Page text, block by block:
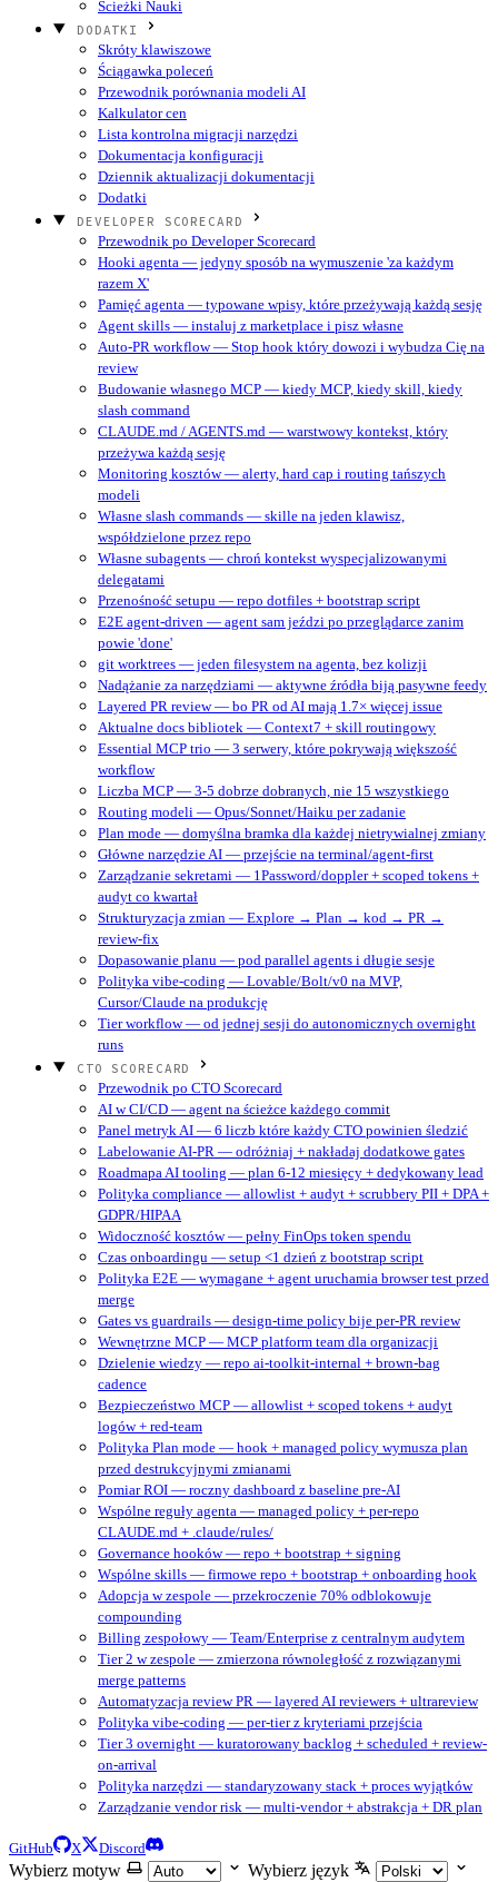
Ścieżki Nauki
DODATKI
Skróty klawiszowe
Ściągawka poleceń
Przewodnik porównania modeli AI
Kalkulator cen
Lista kontrolna migracji narzędzi
Dokumentacja konfiguracji
Dziennik aktualizacji dokumentacji
Dodatki
DEVELOPER SCORECARD
Przewodnik po Developer Scorecard
Hooki agenta — jedyny sposób na wymuszenie 'za każdym
razem X'
Pamięć agenta — typowane wpisy, które przeżywają każdą sesję
Agent skills — instaluj z marketplace i pisz własne
Auto-PR workflow — Stop hook który dowozi i wybudza Cię na
review
Budowanie własnego MCP — kiedy MCP, kiedy skill, kiedy
slash command
CLAUDE.md / AGENTS.md — warstwowy kontekst, który
przeżywa każdą sesję
Monitoring kosztów — alerty, hard cap i routing tańszych
modeli
Własne slash commands — skille na jeden klawisz,
współdzielone przez repo
Własne subagents — chroń kontekst wyspecjalizowanymi
delegatami
Przenośność setupu — repo dotfiles + bootstrap script
E2E agent-driven — agent sam jeździ po przeglądarce zanim
powie 'done'
git worktrees — jeden filesystem na agenta, bez kolizji
Nadążanie za narzędziami — aktywne źródła biją pasywne feedy
Layered PR review — bo PR od AI mają 1.7× więcej issue
Aktualne docs bibliotek — Context7 + skill routingowy
Essential MCP trio — 3 serwery, które pokrywają większość
workflow
Liczba MCP — 3-5 dobrze dobranych, nie 15 wszystkiego
Routing modeli — Opus/Sonnet/Haiku per zadanie
Plan mode — domyślna bramka dla każdej nietrywialnej zmiany
Główne narzędzie AI — przejście na terminal/agent‑first
Zarządzanie sekretami — 1Password/doppler + scoped tokens +
audyt co kwartał
Strukturyzacja zmian — Explore → Plan → kod → PR →
review-fix
Dopasowanie planu — pod parallel agents i długie sesje
Polityka vibe-coding — Lovable/Bolt/v0 na MVP,
Cursor/Claude na produkcję
Tier workflow — od jednej sesji do autonomicznych overnight
runs
CTO SCORECARD
Przewodnik po CTO Scorecard
AI w CI/CD — agent na ścieżce każdego commit
Panel metryk AI — 6 liczb które każdy CTO powinien śledzić
Labelowanie AI-PR — odróżniaj + nakładaj dodatkowe gates
Roadmapa AI tooling — plan 6-12 miesięcy + dedykowany lead
Polityka compliance — allowlist + audyt + scrubbery PII + DPA +
GDPR/HIPAA
Widoczność kosztów — pełny FinOps token spendu
Czas onboardingu — setup <1 dzień z bootstrap script
Polityka E2E — wymagane + agent uruchamia browser test przed
merge
Gates vs guardrails — design-time policy bije per-PR review
Wewnętrzne MCP — MCP platform team dla organizacji
Dzielenie wiedzy — repo ai-toolkit-internal + brown-bag
cadence
Bezpieczeństwo MCP — allowlist + scoped tokens + audyt
logów + red-team
Polityka Plan mode — hook + managed policy wymusza plan
przed destrukcyjnymi zmianami
Pomiar ROI — roczny dashboard z baseline pre-AI
Wspólne reguły agenta — managed policy + per-repo
CLAUDE.md + .claude/rules/
Governance hooków — repo + bootstrap + signing
Wspólne skills — firmowe repo + bootstrap + onboarding hook
Adopcja w zespole — przekroczenie 70% odblokowuje
compounding
Billing zespołowy — Team/Enterprise z centralnym audytem
Tier 2 w zespole — zmierzona równoległość z rozwiązanymi
merge patterns
Automatyzacja review PR — layered AI reviewers + ultrareview
Polityka vibe-coding — per-tier z kryteriami przejścia
Tier 3 overnight — kuratorowany backlog + scheduled + review-
on-arrival
Polityka narzędzi — standaryzowany stack + proces wyjątków
Zarządzanie vendor risk — multi-vendor + abstrakcja + DR plan
GitHub X Discord
Wybierz motyw Wybierz język